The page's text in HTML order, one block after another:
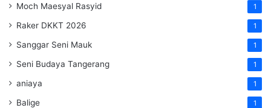
Moch Maesyal Rasyid 1
Raker DKKT 2026 1
Sanggar Seni Mauk 1
Seni Budaya Tangerang 1
aniaya 1
Balige 1